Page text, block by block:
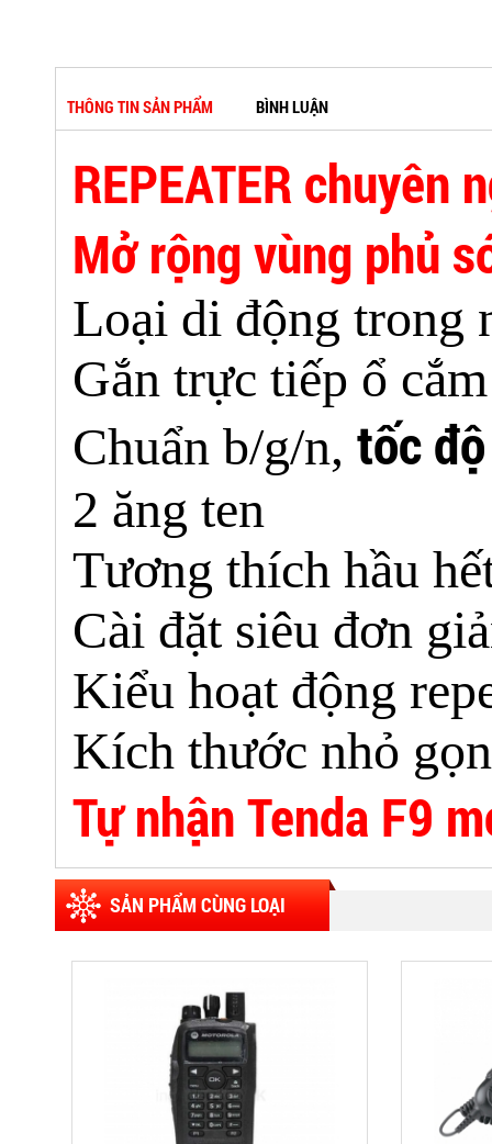
THÔNG TIN SẢN PHẨM BÌNH LUẬN
REPEATER chuyên
Mở rộng vùng phủ
Loại di động trong
Gắn trực tiếp ổ
Chuẩn b/g/n, tốc
2 ăng ten
Tương thích hầu
Cài đặt siêu đơn
Kiểu hoạt động
Kích thước nhỏ gọn
Tự nhận Tenda F9
SẢN PHẨM CÙNG LOẠI